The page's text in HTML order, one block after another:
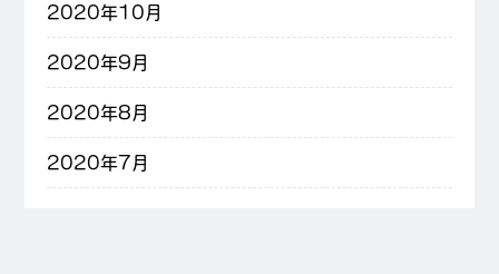
2020年10月
2020年9月
2020年8月
2020年7月